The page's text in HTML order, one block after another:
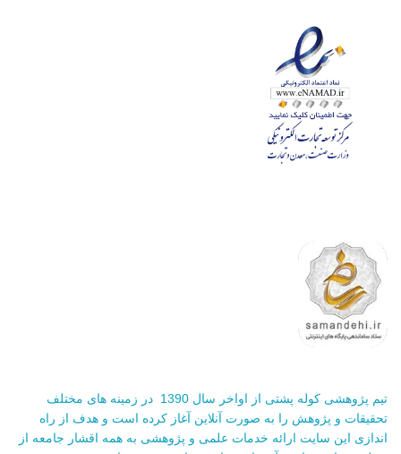
تیم پژوهشی کوله پشتی از اواخر سال 1390 در زمینه های مختلف
تحقیقات و پژوهش را به صورت آنلاین آغاز کرده است و هدف از راه
اندازی این سایت ارائه خدمات علمی و پژوهشی به همه اقشار جامعه از